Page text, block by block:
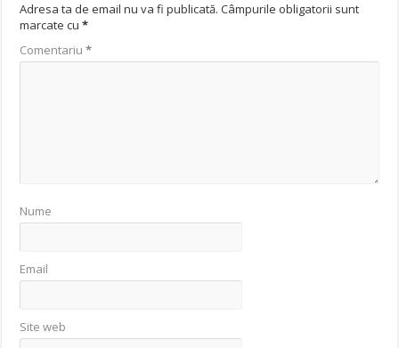
Adresa ta de email nu va fi publicată. Câmpurile obligatorii sunt
marcate cu*
Comentariu*
Nume
Email
Site web